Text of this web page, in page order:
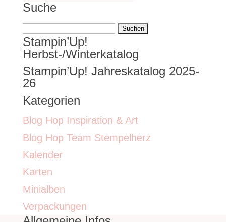
Suche
Suchen
nach:
Stampin’Up!
Herbst-/Winterkatalog
Stampin’Up! Jahreskatalog 2025-
26
Kategorien
Blog Hop Inspiration & Art
Blog Hop Team Stempelherz
Kalender
Karten
Minialben
Verpackungen